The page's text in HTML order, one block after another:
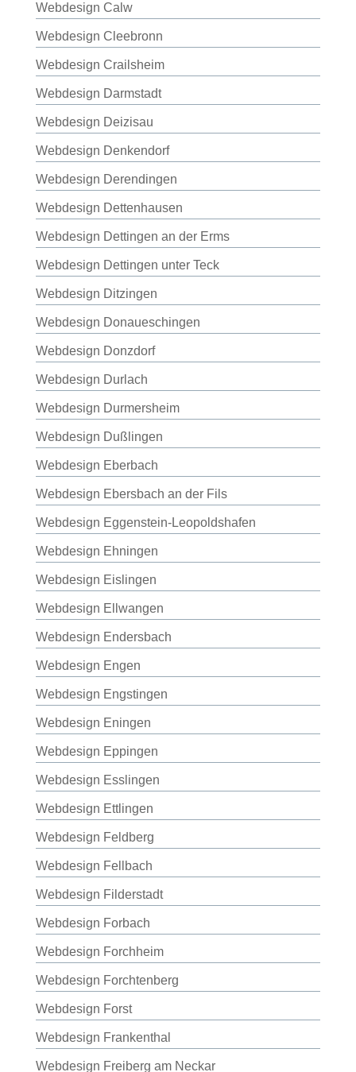
Webdesign Calw
Webdesign Cleebronn
Webdesign Crailsheim
Webdesign Darmstadt
Webdesign Deizisau
Webdesign Denkendorf
Webdesign Derendingen
Webdesign Dettenhausen
Webdesign Dettingen an der Erms
Webdesign Dettingen unter Teck
Webdesign Ditzingen
Webdesign Donaueschingen
Webdesign Donzdorf
Webdesign Durlach
Webdesign Durmersheim
Webdesign Dußlingen
Webdesign Eberbach
Webdesign Ebersbach an der Fils
Webdesign Eggenstein-Leopoldshafen
Webdesign Ehningen
Webdesign Eislingen
Webdesign Ellwangen
Webdesign Endersbach
Webdesign Engen
Webdesign Engstingen
Webdesign Eningen
Webdesign Eppingen
Webdesign Esslingen
Webdesign Ettlingen
Webdesign Feldberg
Webdesign Fellbach
Webdesign Filderstadt
Webdesign Forbach
Webdesign Forchheim
Webdesign Forchtenberg
Webdesign Forst
Webdesign Frankenthal
Webdesign Freiberg am Neckar